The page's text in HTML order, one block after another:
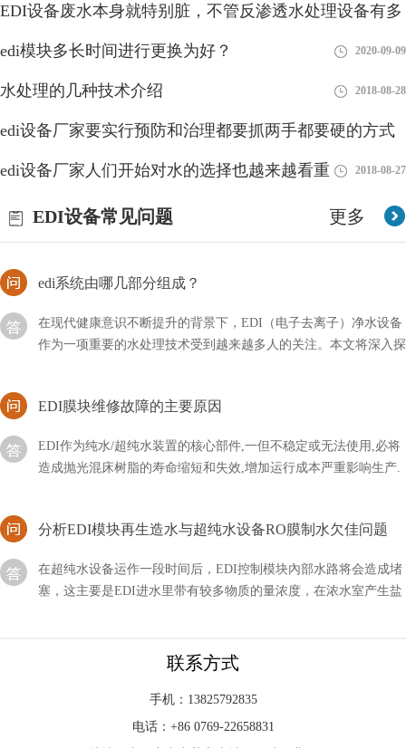
EDI设备废水本身就特别脏，不管反渗透水处理设备有多
好 2018-08-28
edi模块多长时间进行更换为好？ 2020-09-09
水处理的几种技术介绍 2018-08-28
edi设备厂家要实行预防和治理都要抓两手都要硬的方式
2018-08-28
edi设备厂家人们开始对水的选择也越来越看重 2018-08-27
更多
EDI设备常见问题
EDI是否适合在混床后使用？
EDI和温床可以说都是一种水处理的设备，它在整个环节中起到一
是否适合在混床后使用呢？
EDI模块是现在水处理行业中比较新型的设备
EDI模块是现在水处理行业中比较新型的设备，即使不用的时候，
洗元件中的膜元件，然后使用反渗透设备产出来的水
作为一项重要的水处理技术受到越来越多人的关注。本文将深入探
讨EDI净水设备的模块系统
造成抛光混床树脂的寿命缩短和失效,增加运行成本严重影响生产.
引起EDI膜块故障的原因主要有以下几点
塞，这主要是EDI进水里带有较多物质的量浓度，在浓水室产生盐
的沉定。碰到这类状况，我们可以根据开展EDI化学水处理的方式
在进行环境监测、水文地质勘探和工程施工等方面的项目中，出水
编辑出水电阻率的一般数值范围
联系方式
手机：13825792835
电话：+86 0769-22658831